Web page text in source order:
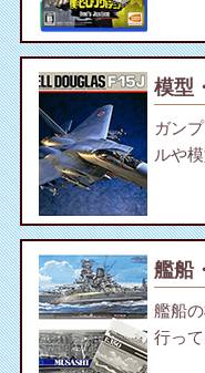
模型
ガン
ルや
艦船
艦船
行っ